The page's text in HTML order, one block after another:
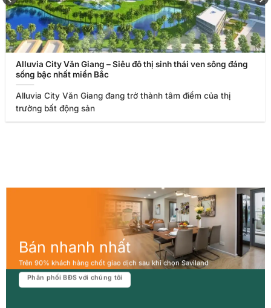
Alluvia City Văn Giang – Siêu đô thị sinh thái ven sông đáng
sống bậc nhất miền Bắc
Alluvia City Văn Giang đang trở thành tâm điểm của thị
trường bất động sản
Bán nhanh nhất
Trên 90% khách hàng chốt giao dịch sau khi chọn Saviland
Phân phối BĐS với chúng tôi